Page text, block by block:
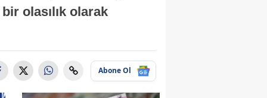
olasılık olarak
Abone Ol